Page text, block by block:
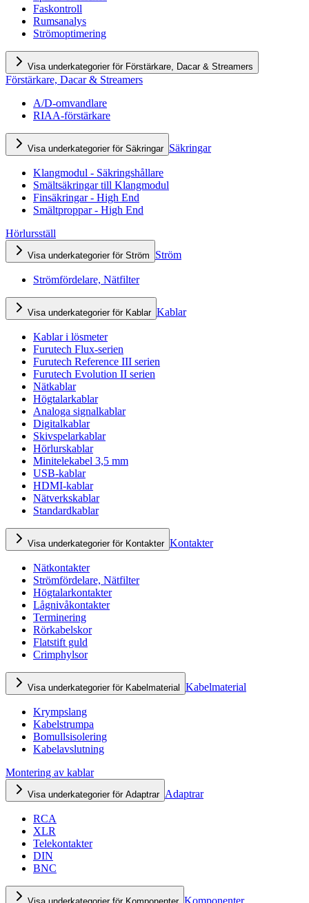
Faskontroll
Rumsanalys
Strömoptimering
Visa underkategorier för Förstärkare, Dacar & Streamers
Förstärkare, Dacar & Streamers
A/D-omvandlare
RIAA-förstärkare
Visa underkategorier för Säkringar Säkringar
Klangmodul - Säkringshållare
Smältsäkringar till Klangmodul
Finsäkringar - High End
Smältproppar - High End
Hörlursställ
Visa underkategorier för Ström Ström
Strömfördelare, Nätfilter
Visa underkategorier för Kablar Kablar
Kablar i lösmeter
Furutech Flux-serien
Furutech Reference III serien
Furutech Evolution II serien
Nätkablar
Högtalarkablar
Analoga signalkablar
Digitalkablar
Skivspelarkablar
Hörlurskablar
Minitelekabel 3,5 mm
USB-kablar
HDMI-kablar
Nätverkskablar
Standardkablar
Visa underkategorier för Kontakter Kontakter
Nätkontakter
Strömfördelare, Nätfilter
Högtalarkontakter
Lågnivåkontakter
Terminering
Rörkabelskor
Flatstift guld
Crimphylsor
Visa underkategorier för Kabelmaterial Kabelmaterial
Krympslang
Kabelstrumpa
Bomullsisolering
Kabelavslutning
Montering av kablar
Visa underkategorier för Adaptrar Adaptrar
RCA
XLR
Telekontakter
DIN
BNC
Komponenter